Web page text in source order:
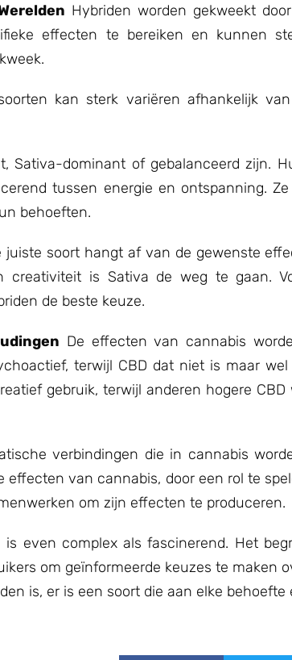
Hybriden worden gekweekt
effecten te bereiken en kunnen
kan sterk variëren afhankelijk
Sativa-dominant of gebalanceerd zijn.
tussen energie en ontspanning.
behoeften.
juiste soort hangt af van de gewenste
creativiteit is Sativa de weg te gaan.
de beste keuze.
De effecten van cannabis
terwijl CBD dat niet is maar
gebruik, terwijl anderen hogere
verbindingen die in cannabis
effecten van cannabis, door een rol te
om zijn effecten te produceren.
even complex als fascinerend. Het
om geïnformeerde keuzes te maken
is, er is een soort die aan elke behoefte